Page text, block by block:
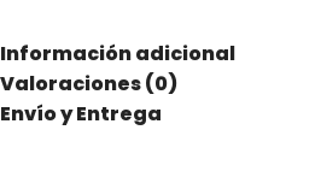
Información adicional
Valoraciones (0)
Envío y Entrega